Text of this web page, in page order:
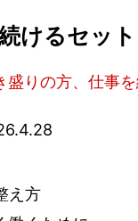
けるセット
盛りの方、仕事
え方